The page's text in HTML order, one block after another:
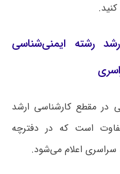
رشته ایمنی‌شناسی
در مقطع کارشناسی ارشد
است که در دفترچه
سراسری اعلام می‌شود.